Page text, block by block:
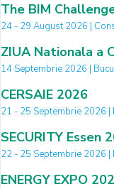
The BIM
24 - 29 August 2026 |
ZIUA Nationala a
14 Septembrie 2026 |
CERSAIE 2026
21 - 25 Septembrie 2026 |
SECURITY Essen
22 - 25 Septembrie 2026 |
ENERGY EXPO